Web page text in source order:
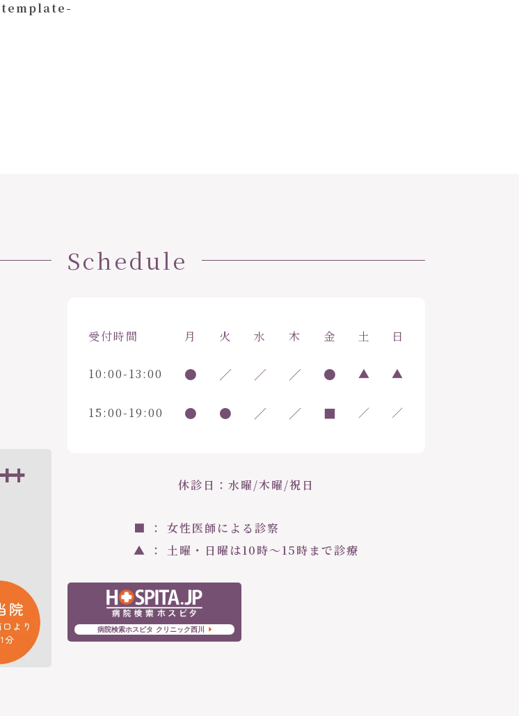
Schedule
受付時間 月 火 水 木 金 土 日
10:00-13:00 ● ／ ／ ／ ● ▲ ▲
15:00-19:00 ● ● ／ ／ ■ ／ ／
休診日：水曜/木曜/祝日
■ ： 女性医師による診察
▲ ： 土曜・日曜は10時〜15時まで診療
病院検索ホスピタ クリニック西川